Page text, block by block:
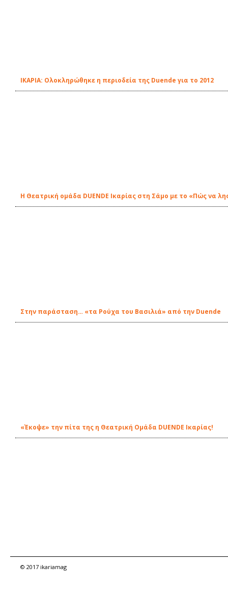
ΙΚΑΡΙΑ: Ολοκληρώθηκε η περιοδεία της Duende για το 2012
Η Θεατρική ομάδα DUENDE Ικαρίας στη Σάμο με το «Πώς να
Στην παράσταση… «τα Ρούχα του Βασιλιά» από την Duende
«Έκοψε» την πίτα της η Θεατρική Ομάδα DUENDE Ικαρίας!
© 2017 ikariamag